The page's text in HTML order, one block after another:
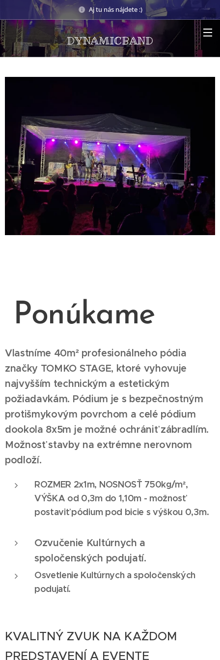
Aj tu nás nájdete :)
DYNAMICBAND
Ponúkame
Vlastníme 40m² profesionálneho pódia
značky TOMKO STAGE, ktoré vyhovuje
najvyšším technickým a estetickým
požiadavkám. Pódium je s bezpečnostným
protišmykovým povrchom a celé pódium
dookola 8x5m je možné ochrániť zábradlím.
Možnosť stavby na extrémne nerovnom
podloží.
ROZMER 2x1m, NOSNOSŤ 750kg/m²,
VÝŠKA od 0,3m do 1,10m - možnosť
postaviť pódium pod bicie s výškou 0,3m.
Ozvučenie Kultúrnych a
spoločenských podujatí.
Osvetlenie Kultúrnych a spoločenských
podujatí.
KVALITNÝ ZVUK NA KAŽDOM
PREDSTAVENÍ A EVENTE